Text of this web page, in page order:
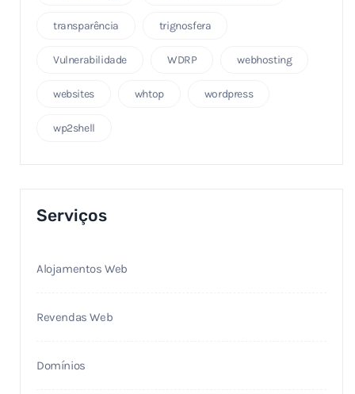
transparência trignosfera
Vulnerabilidade WDRP webhosting
websites whtop wordpress
wp2shell
Serviços
Alojamentos Web
Revendas Web
Domínios